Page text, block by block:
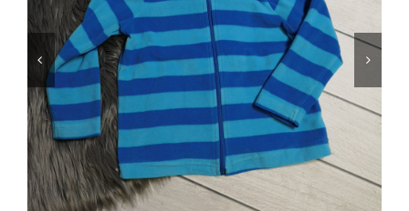
Accesoires
Schuhe / Socken
Spielzeug
Babyausstattung